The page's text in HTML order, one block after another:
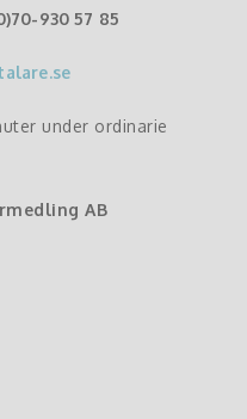
930 57 85
under ordinarie
AB